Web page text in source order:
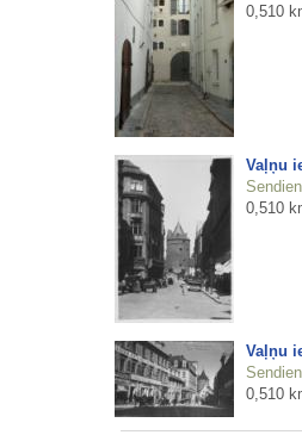
0,510
Vaļņu
0,510
Vaļņu
0,510